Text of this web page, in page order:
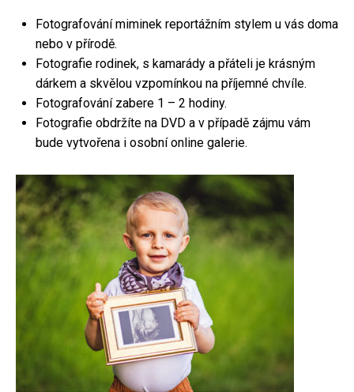
Fotografování miminek reportážním stylem u vás doma
nebo v přírodě.
Fotografie rodinek, s kamarády a přáteli je krásným
dárkem a skvělou vzpomínkou na příjemné chvíle.
Fotografování zabere 1 – 2 hodiny.
Fotografie obdržíte na DVD a v případě zájmu vám
bude vytvořena i osobní online galerie.